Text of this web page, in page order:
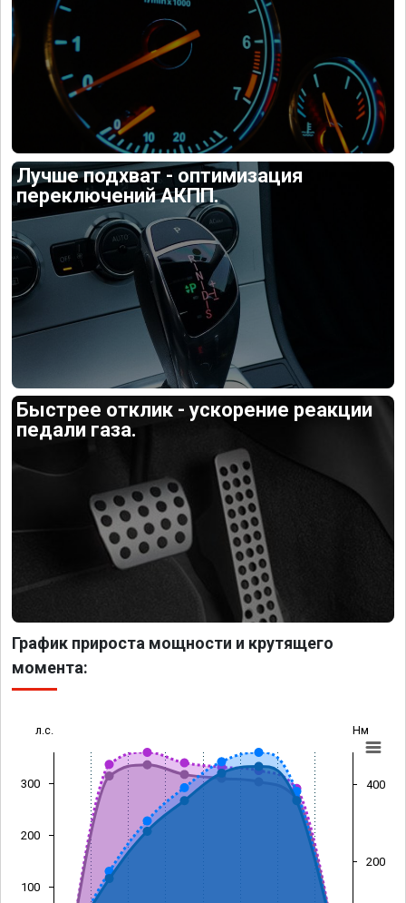
Лучше подхват - оптимизация
переключений АКПП.
Быстрее отклик - ускорение реакции
педали газа.
График прироста мощности и крутящего
момента:
л.с. Нм
100
200
300
200
400